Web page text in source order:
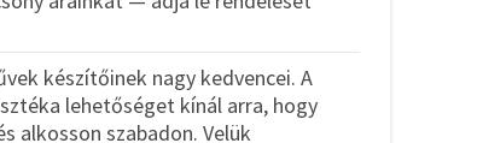
készítőinek nagy kedvencei. A
lehetőséget kínál arra, hogy
alkosson szabadon. Velük